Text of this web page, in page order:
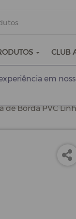
CLUB
em
de Borda PVC